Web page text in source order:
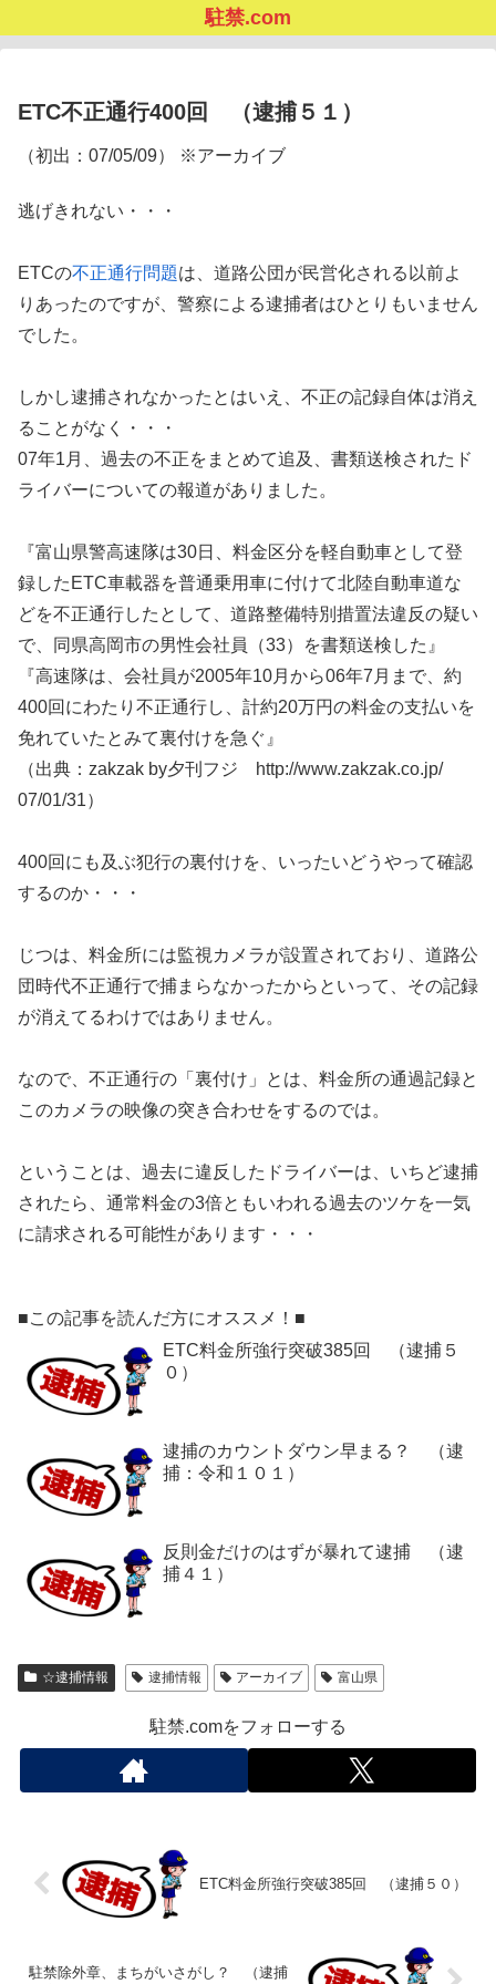
駐禁.com
ETC不正通行400回 （逮捕５１）
（初出：07/05/09） ※アーカイブ
逃げきれない・・・
ETCの不正通行問題は、道路公団が民営化される以前よ
りあったのですが、警察による逮捕者はひとりもいません
でした。
しかし逮捕されなかったとはいえ、不正の記録自体は消え
ることがなく・・・
07年1月、過去の不正をまとめて追及、書類送検されたド
ライバーについての報道がありました。
『富山県警高速隊は30日、料金区分を軽自動車として登
録したETC車載器を普通乗用車に付けて北陸自動車道な
どを不正通行したとして、道路整備特別措置法違反の疑い
で、同県高岡市の男性会社員（33）を書類送検した』
『高速隊は、会社員が2005年10月から06年7月まで、約
400回にわたり不正通行し、計約20万円の料金の支払いを
免れていたとみて裏付けを急ぐ』
（出典：zakzak by夕刊フジ http://www.zakzak.co.jp/
07/01/31）
400回にも及ぶ犯行の裏付けを、いったいどうやって確認
するのか・・・
じつは、料金所には監視カメラが設置されており、道路公
団時代不正通行で捕まらなかったからといって、その記録
が消えてるわけではありません。
なので、不正通行の「裏付け」とは、料金所の通過記録と
このカメラの映像の突き合わせをするのでは。
ということは、過去に違反したドライバーは、いちど逮捕
されたら、通常料金の3倍ともいわれる過去のツケを一気
に請求される可能性があります・・・
■この記事を読んだ方にオススメ！■
ETC料金所強行突破385回 （逮捕５
０）
逮捕のカウントダウン早まる？ （逮
捕：令和１０１）
反則金だけのはずが暴れて逮捕 （逮
捕４１）
☆逮捕情報 逮捕情報 アーカイブ 富山県
駐禁.comをフォローする
ETC料金所強行突破385回 （逮捕５０）
駐禁除外章、まちがいさがし？ （逮捕